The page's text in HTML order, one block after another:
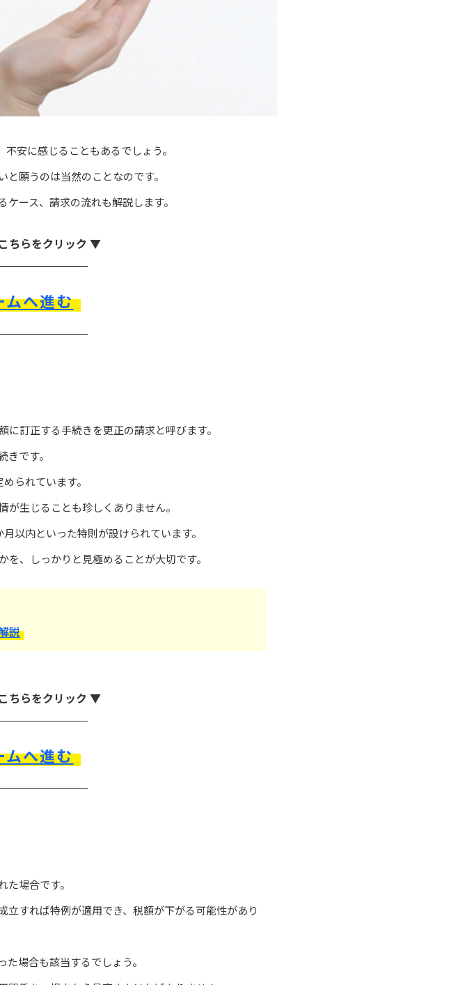
安に感じることもあるでしょう。
願うのは当然のことなのです。
ース、請求の流れも解説します。
ちらをクリック ▼
ムへ進む
訂正する手続きを更正の請求と呼びます。
です。
られています。
生じることも珍しくありません。
以内といった特則が設けられています。
、しっかりと見極めることが大切です。
説
ちらをクリック ▼
ムへ進む
場合です。
すれば特例が適用でき、税額が下がる可能性があり
場合も該当するでしょう。